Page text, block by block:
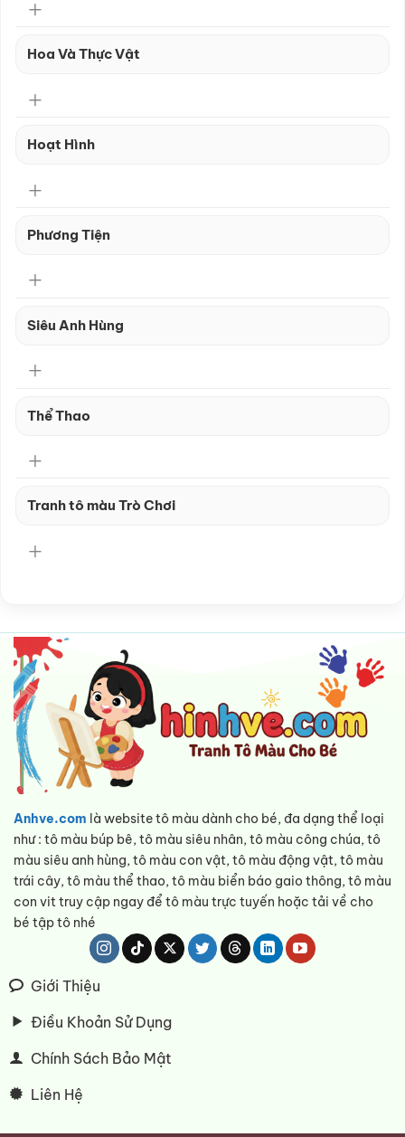
Hoa Và Thực Vật
Hoạt Hình
Phương Tiện
Siêu Anh Hùng
Thể Thao
Tranh tô màu Trò Chơi
Anhve.com là website tô màu dành cho bé, đa dạng thể loại
như : tô màu búp bê, tô màu siêu nhân, tô màu công chúa, tô
màu siêu anh hùng, tô màu con vật, tô màu động vật, tô màu
trái cây, tô màu thể thao, tô màu biển báo gaio thông, tô màu
con vit truy cập ngay để tô màu trực tuyến hoặc tải về cho
bé tập tô nhé
Giới Thiệu
Điều Khoản Sử Dụng
Chính Sách Bảo Mật
Liên Hệ